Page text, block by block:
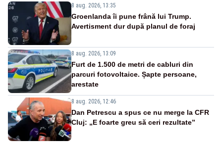
8 aug. 2026, 13:35
Groenlanda îi pune frână lui Trump.
Avertisment dur după planul de foraj
8 aug. 2026, 13:09
Furt de 1.500 de metri de cabluri din
parcuri fotovoltaice. Șapte persoane,
arestate
8 aug. 2026, 12:46
Dan Petrescu a spus ce nu merge la CFR
Cluj: „E foarte greu să ceri rezultate”